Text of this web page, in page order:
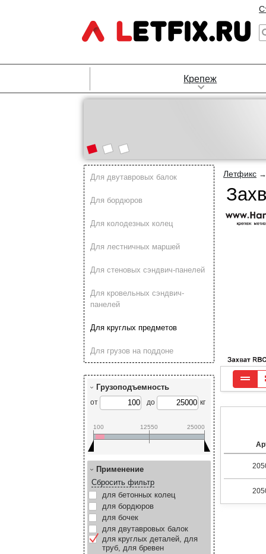
Крепеж
Для двутавровых балок
Для бордюров
Для колодезных колец
Для лестничных маршей
Для стеновых сэндвич-панелей
Для кровельных сэндвич-
панелей
Для круглых предметов
Для грузов на поддоне
Грузоподъемность
от до кг
100 12550 25000
Применение
Сбросить фильтр
для бетонных колец
для бордюров
для бочек
для двутавровых балок
для круглых деталей, для
труб, для бревен
Летфикс